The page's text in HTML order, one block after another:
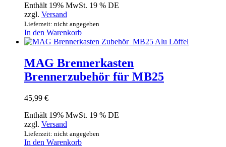
Enthält 19% MwSt. 19 % DE
zzgl. Versand
Lieferzeit: nicht angegeben
In den Warenkorb
MAG Brennerkasten
Brennerzubehör für MB25
45,99 €
Enthält 19% MwSt. 19 % DE
zzgl. Versand
Lieferzeit: nicht angegeben
In den Warenkorb